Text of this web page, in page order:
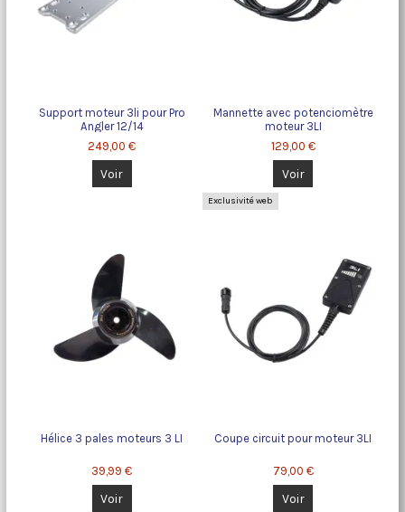
Support moteur 3li pour Pro
Angler 12/14
249,00 €
Voir
Mannette avec potenciomètre
moteur 3LI
129,00 €
Voir
Hélice 3 pales moteurs 3 LI
39,99 €
Voir
Exclusivité web
Coupe circuit pour moteur 3LI
79,00 €
Voir